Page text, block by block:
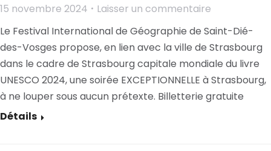
15 novembre 2024
Laisser un commentaire
Le Festival International de Géographie de Saint-Dié-
des-Vosges propose, en lien avec la ville de Strasbourg
dans le cadre de Strasbourg capitale mondiale du livre
UNESCO 2024, une soirée EXCEPTIONNELLE à Strasbourg,
à ne louper sous aucun prétexte. Billetterie gratuite
Détails